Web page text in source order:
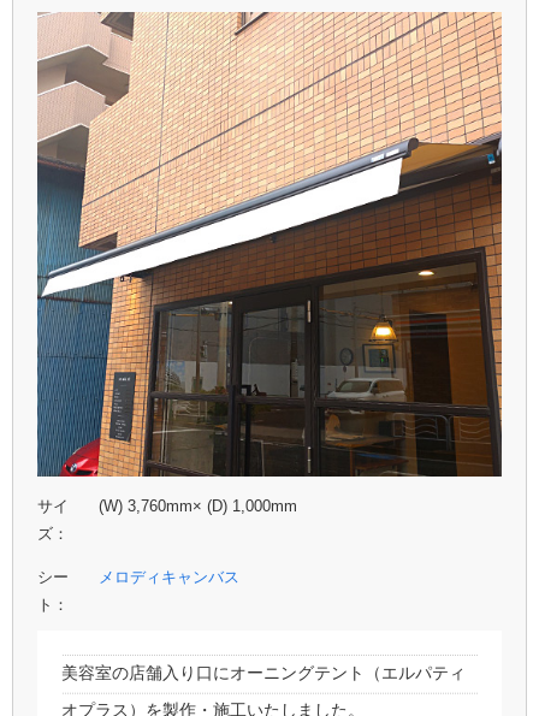
サイ
ズ：
(W) 3,760mm× (D) 1,000mm
シー
ト：
メロディキャンバス
美容室の店舗入り口にオーニングテント（エルパティ
オプラス）を製作・施工いたしました。